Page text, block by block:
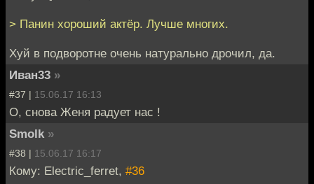
> Панин хороший актёр. Лучше многих.
Хуй в подворотне очень натурально дрочил, да.
Иван33 »
#37 | 15.06.17 16:13
О, снова Женя радует нас !
Smolk »
#38 | 15.06.17 16:17
Кому: Electric_ferret, #36